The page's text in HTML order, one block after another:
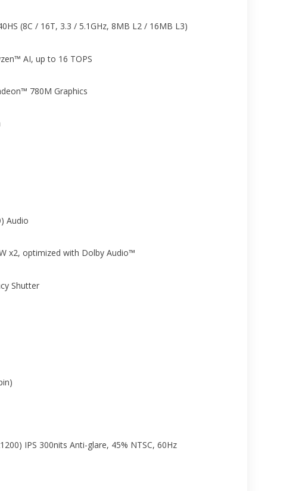
(8C / 16T, 3.3 / 5.1GHz, 8MB L2 / 16MB L3)
AI, up to 16 TOPS
780M Graphics
Audio
x2, optimized with Dolby Audio™
Shutter
IPS 300nits Anti-glare, 45% NTSC, 60Hz